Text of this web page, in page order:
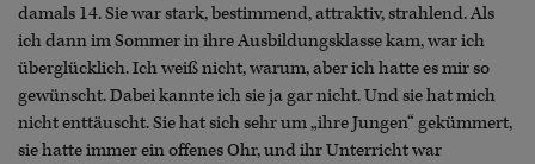
damals 14. Sie war stark, bestimmend, attraktiv, strahlend. Als
ich dann im Sommer in ihre Ausbildungsklasse kam, war ich
überglücklich. Ich weiß nicht, warum, aber ich hatte es mir so
gewünscht. Dabei kannte ich sie ja gar nicht. Und sie hat mich
nicht enttäuscht. Sie hat sich sehr um „ihre Jungen“ gekümmert,
sie hatte immer ein offenes Ohr, und ihr Unterricht war